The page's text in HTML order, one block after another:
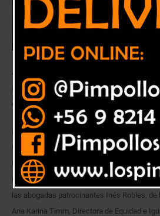
Autoridades universitarias solicitaron que
innovar para detener el uso de armas de
quienes participan en marchas.
Los rectores de la Universidad de Playa
Universidad de Valparaíso, Aldo Valle; de la
Federico Santa María, Darcy Fuenzalida; y
Pontificia Universidad Católica de
las abogadas patrocinantes Inés Robles, de
Ana Karina Timm, Directora de Equidad e